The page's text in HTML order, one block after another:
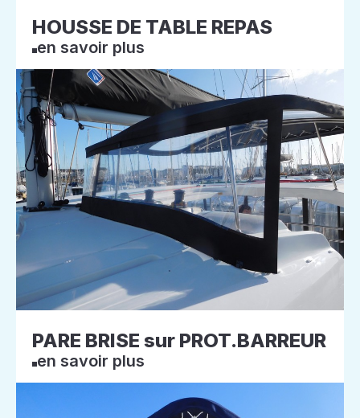
HOUSSE DE TABLE REPAS
en savoir plus
PARE BRISE sur PROT.BARREUR
en savoir plus